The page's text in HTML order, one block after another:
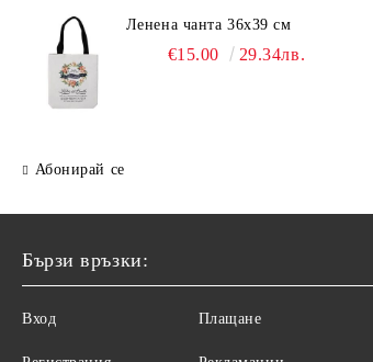
Ленена чанта 36х39 см
€15.00 29.34лв.
Абонирай се
Бързи връзки:
Вход Плащане